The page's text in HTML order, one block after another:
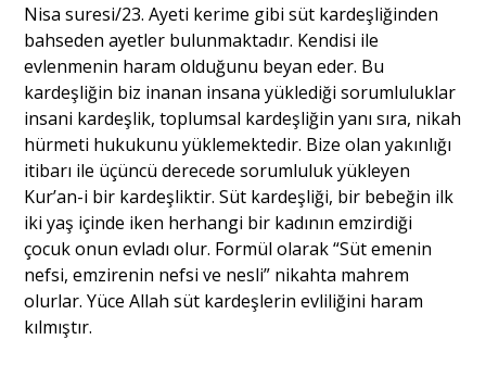
Nisa suresi/23. Ayeti kerime gibi süt kardeşliğinden
bahseden ayetler bulunmaktadır. Kendisi ile
evlenmenin haram olduğunu beyan eder. Bu
kardeşliğin biz inanan insana yüklediği sorumluluklar
insani kardeşlik, toplumsal kardeşliğin yanı sıra, nikah
hürmeti hukukunu yüklemektedir. Bize olan yakınlığı
itibarı ile üçüncü derecede sorumluluk yükleyen
Kur’an-i bir kardeşliktir. Süt kardeşliği, bir bebeğin ilk
iki yaş içinde iken herhangi bir kadının emzirdiği
çocuk onun evladı olur. Formül olarak “Süt emenin
nefsi, emzirenin nefsi ve nesli” nikahta mahrem
olurlar. Yüce Allah süt kardeşlerin evliliğini haram
kılmıştır.